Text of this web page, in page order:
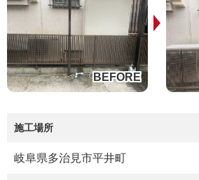
施工場所
岐阜県多治見市平井町